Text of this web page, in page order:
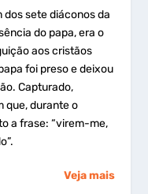
dos sete diáconos da
do papa, era o
aos cristãos
foi preso e deixou
Capturado,
que, durante o
a frase: “virem-me,
Veja mais